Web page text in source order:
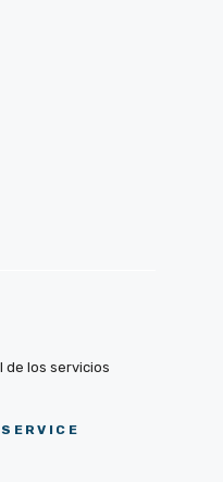
de los servicios